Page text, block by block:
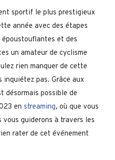
sportif le plus prestigieux
année avec des étapes
et des
un amateur de cyclisme
rien manquer de cette
pas. Grâce aux
désormais possible de
en streaming, où que vous
guiderons à travers les
rater de cet événement